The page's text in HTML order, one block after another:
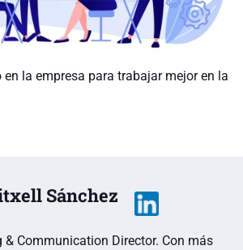
en la empresa para trabajar mejor en la
Sánchez
& Communication Director. Con más